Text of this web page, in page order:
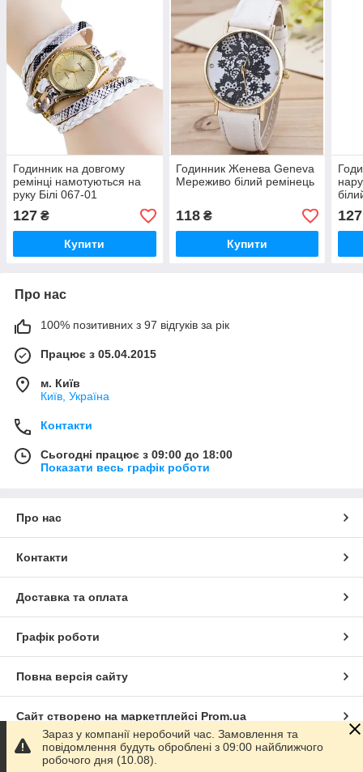
Годинник на довгому
ремінці намотуються на
руку Білі 067-01
127 ₴
Купити
Годинник Женева Geneva
Мереживо білий ремінець
118₴
Купити
127
Про нас
100% позитивних з 97 відгуків за рік
Працює з 05.04.2015
м. Київ
Київ, Україна
Контакти
Сьогодні працює з 09:00 до 18:00
Показати весь графік роботи
Про нас
Контакти
Доставка та оплата
Графік роботи
Повна версія сайту
Сайт створено на маркетплейсі Prom.ua
Політика конфіденційності
Зараз у компанії неробочий час. Замовлення та
повідомлення будуть оброблені з 09:00 найближчого
робочого дня (10.08).